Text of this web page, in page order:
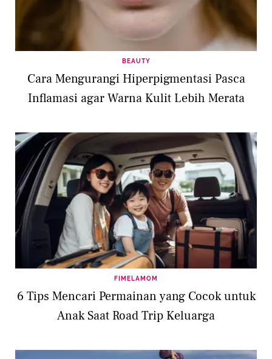
BEAUTY
Cara Mengurangi Hiperpigmentasi Pasca
Inflamasi agar Warna Kulit Lebih Merata
FIMELAMOM
6 Tips Mencari Permainan yang Cocok untuk
Anak Saat Road Trip Keluarga